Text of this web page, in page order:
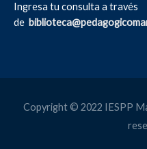
Ingresa tu consulta a través
de
Copyright © 2022 IESPP